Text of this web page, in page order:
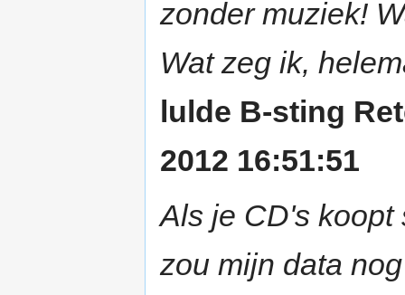
zonder muziek!
Wat zeg ik,
lulde B-sting
2012 16:51:51
Als je CD's koopt
zou mijn data